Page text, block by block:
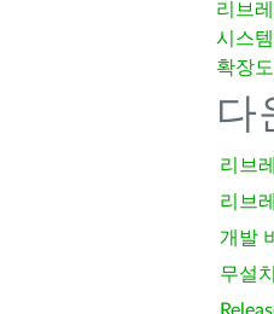
리브
시스
확장
다
리브
리브
개발
무설